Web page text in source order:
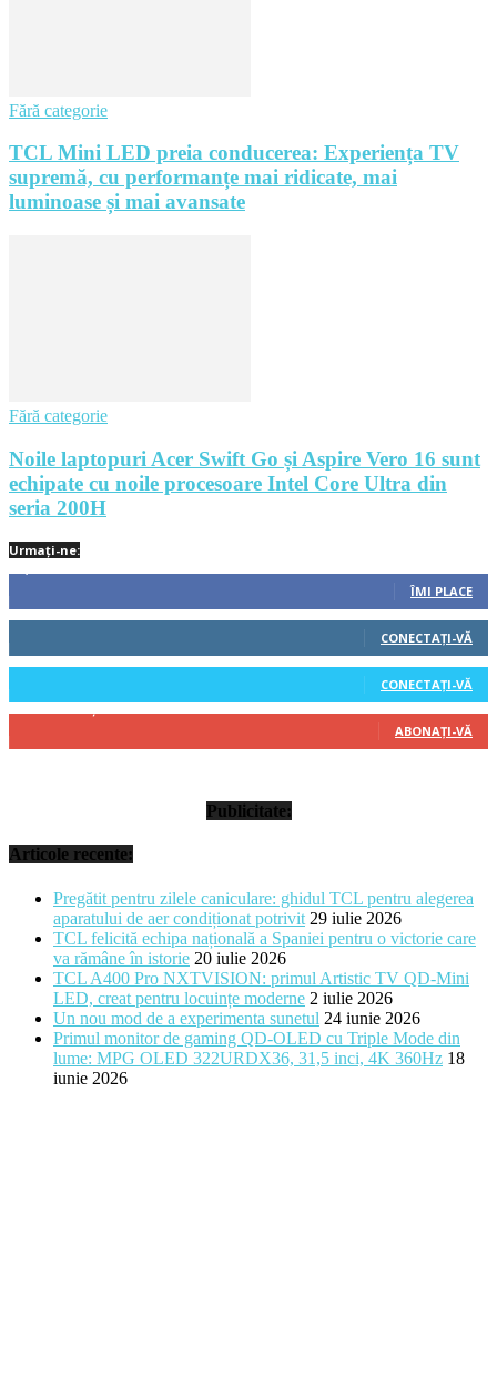
Fără categorie
TCL Mini LED preia conducerea: Experiența TV
supremă, cu performanțe mai ridicate, mai
luminoase și mai avansate
Fără categorie
Noile laptopuri Acer Swift Go și Aspire Vero 16 sunt
echipate cu noile procesoare Intel Core Ultra din
seria 200H
Urmați-ne:
ÎMI PLACE
CONECTAȚI-VĂ
CONECTAȚI-VĂ
ABONAȚI-VĂ
Publicitate:
Articole recente:
Pregătit pentru zilele caniculare: ghidul TCL pentru alegerea
aparatului de aer condiționat potrivit 29 iulie 2026
TCL felicită echipa națională a Spaniei pentru o victorie care
va rămâne în istorie 20 iulie 2026
TCL A400 Pro NXTVISION: primul Artistic TV QD-Mini
LED, creat pentru locuințe moderne 2 iulie 2026
Un nou mod de a experimenta sunetul 24 iunie 2026
Primul monitor de gaming QD-OLED cu Triple Mode din
lume: MPG OLED 322URDX36, 31,5 inci, 4K 360Hz 18
iunie 2026